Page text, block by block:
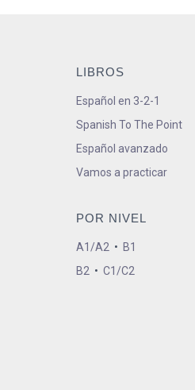
LIBROS
Español en 3-2-1
Spanish To The Point
Español avanzado
Vamos a practicar
POR NIVEL
A1/A2 • B1
B2 • C1/C2